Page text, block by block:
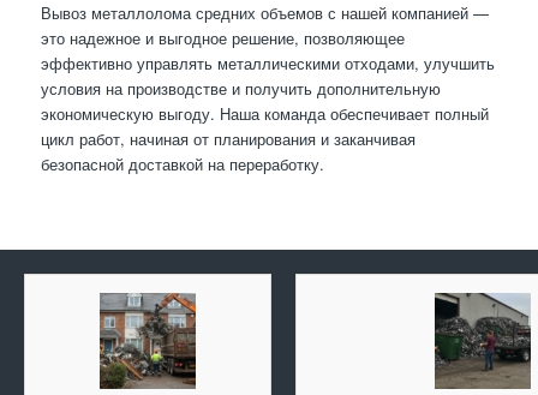
Вывоз металлолома средних объемов с нашей компанией —
это надежное и выгодное решение, позволяющее
эффективно управлять металлическими отходами, улучшить
условия на производстве и получить дополнительную
экономическую выгоду. Наша команда обеспечивает полный
цикл работ, начиная от планирования и заканчивая
безопасной доставкой на переработку.